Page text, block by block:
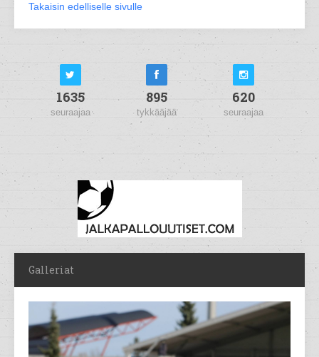
Takaisin edelliselle sivulle
1635
seuraajaa
895
tykkääjää
620
seuraajaa
Galleriat